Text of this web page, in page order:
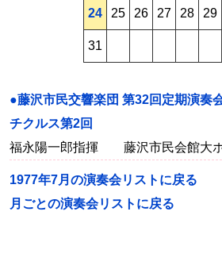
24 25 26 27 28 29
31
●藤沢市民交響楽団 第32回定期演奏
チクルス第2回
福永陽一郎指揮 藤沢市民会館大
1977年7月の演奏会リストに戻る
月ごとの演奏会リストに戻る